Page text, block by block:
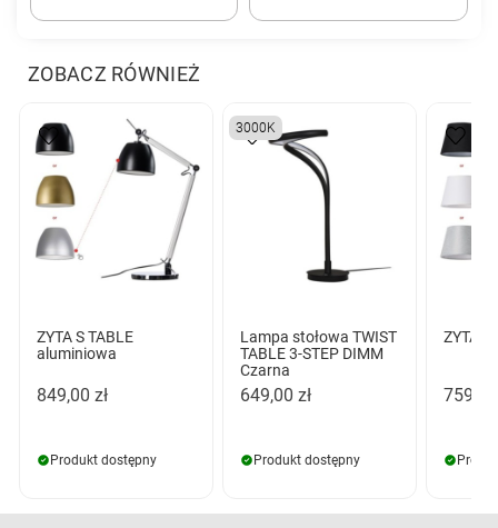
ZOBACZ RÓWNIEŻ
ZYTA S TABLE
aluminiowa
849,00 zł
Produkt dostępny
3000K
Lampa stołowa TWIST
TABLE 3-STEP DIMM
Czarna
649,00 zł
Produkt dostępny
ZYTA S
759,00